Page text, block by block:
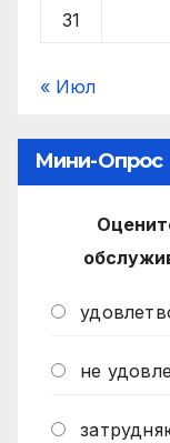
31
« Июл
Мини-Опрос
не